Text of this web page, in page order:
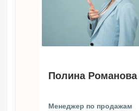
Полина Романова
Менеджер по продажам